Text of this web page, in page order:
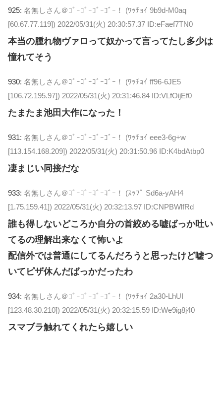
925: 名無しさん＠ｺﾞｰｺﾞｰｺﾞｰｺﾞｰ！ (ﾜｯﾁｮｲ 9b9d-M0aq
[60.67.77.119]) 2022/05/31(火) 20:30:57.37 ID:eFaef7TN0
本当の腫れ物ヴァロって奴かって言ってたし多少は
憧れてそう
930: 名無しさん＠ｺﾞｰｺﾞｰｺﾞｰｺﾞｰ！ (ﾜｯﾁｮｲ ff96-6JE5
[106.72.195.97]) 2022/05/31(火) 20:31:46.84 ID:VLfOijEf0
たまたま池田大作になった！
931: 名無しさん＠ｺﾞｰｺﾞｰｺﾞｰｺﾞｰ！ (ﾜｯﾁｮｲ eee3-6g+w
[113.154.168.209]) 2022/05/31(火) 20:31:50.96 ID:K4bdAtbp0
凄まじい同接だな
933: 名無しさん＠ｺﾞｰｺﾞｰｺﾞｰｺﾞｰ！ (ｽｯﾌﾟ Sd6a-yAH4
[1.75.159.41]) 2022/05/31(火) 20:32:13.97 ID:CNPBWlfRd
誰も得しないどころか自分の首絞める嘘ばっか吐い
てるの理解出来なくて怖いよ
配信外では普通にしてるんだろうと思ったけど嘘つ
いてピザ休んだばっかだったわ
934: 名無しさん＠ｺﾞｰｺﾞｰｺﾞｰｺﾞｰ！ (ﾜｯﾁｮｲ 2a30-LhUI
[123.48.30.210]) 2022/05/31(火) 20:32:15.59 ID:We9ig8j40
スマブラ触れてくれたら嬉しい